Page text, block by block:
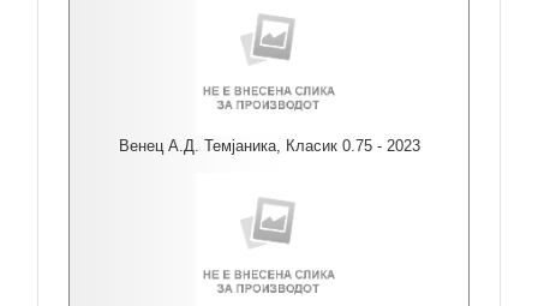
Венец А.Д. Темјаника, Класик 0.75 - 2023